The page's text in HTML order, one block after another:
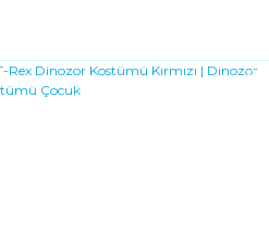
YENI